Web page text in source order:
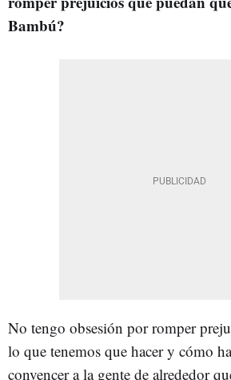
Bambú?
No tengo obsesión por romper
lo que tenemos que hacer y cómo
convencer a la gente de alrededor